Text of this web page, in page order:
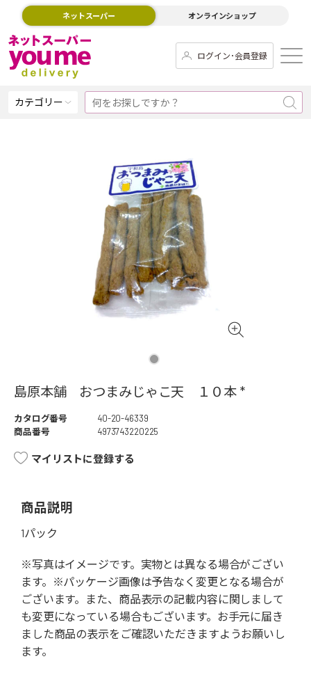
ネットスーパー オンラインショップ
ログイン･会員登録
カテゴリー
島原本舗 おつまみじゃこ天 １０本 *
カタログ番号
40-20-46339
商品番号
4973743220225
マイリストに登録する
商品説明
1パック
※写真はイメージです。実物とは異なる場合がござい
ます。※パッケージ画像は予告なく変更となる場合が
ございます。また、商品表示の記載内容に関しまして
も変更になっている場合もございます。お手元に届き
ました商品の表示をご確認いただきますようお願いし
ます。